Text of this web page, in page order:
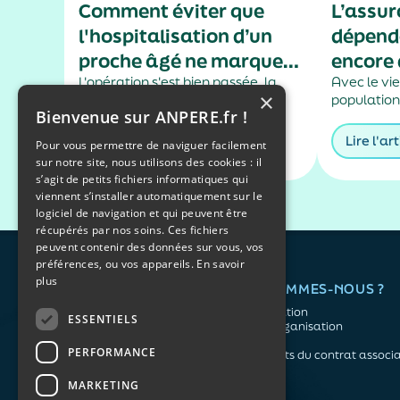
Comment éviter que
l'hospitalisation d’un
proche âgé ne marque
le début d'une perte
d'autonomie ?
L'opération s'est bien passée, la
l'infection est guérie… Pourtant, au
fait comme avant. Difficultés à
marcher, perte d'appétit,
confusion, fatigue inhabituelle :
chez certaines personnes âgées,
l'hospitalisation peut entraîner...
Lire l'article
encore
risque
Avec le
Français.
Lire
Mentions légales
QUI SOMMES-NOUS ?
L'association
Notre organisation
Les atouts du contrat
×
Bienvenue sur ANPERE.fr !
Pour vous permettre de naviguer facilement
sur notre site, nous utilisons des cookies : il
s’agit de petits fichiers informatiques qui
viennent s’installer automatiquement sur le
logiciel de navigation et qui peuvent être
récupérés par nos soins. Ces fichiers
peuvent contenir des données sur vous, vos
préférences, ou vos appareils. En savoir
plus
ESSENTIELS
PERFORMANCE
MARKETING